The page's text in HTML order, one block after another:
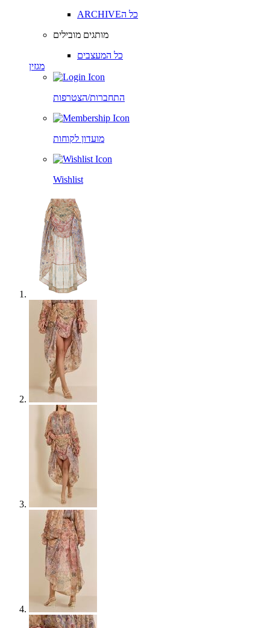
ARCHIVEכל ה
מותגים מובילים
כל המעצבים
מגזין
התחברות/הצטרפות
מועדון לקוחות
Wishlist